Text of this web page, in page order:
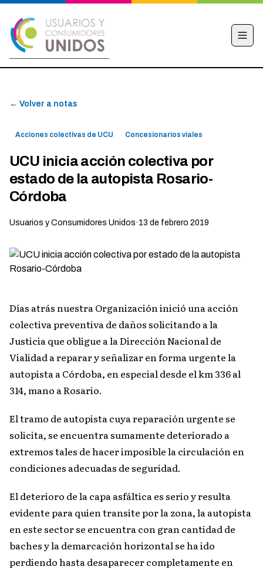
CAMPAÑA
HACÉ TU DENUNCIA
← Volver a notas
Acciones colectivas de UCU Concesionarios viales
UCU inicia acción colectiva por
estado de la autopista Rosario-
Córdoba
Usuarios y Consumidores Unidos· 13 de febrero 2019
Días atrás nuestra Organización inició una acción
colectiva preventiva de daños solicitando a la
Justicia que obligue a la Dirección Nacional de
Vialidad a reparar y señalizar en forma urgente la
autopista a Córdoba, en especial desde el km 336 al
314, mano a Rosario.
El tramo de autopista cuya reparación urgente se
solicita, se encuentra sumamente deteriorado a
extremos tales de hacer imposible la circulación en
condiciones adecuadas de seguridad.
El deterioro de la capa asfáltica es serio y resulta
evidente para quien transite por la zona, la autopista
en este sector se encuentra con gran cantidad de
baches y la demarcación horizontal se ha ido
perdiendo hasta desaparecer completamente en